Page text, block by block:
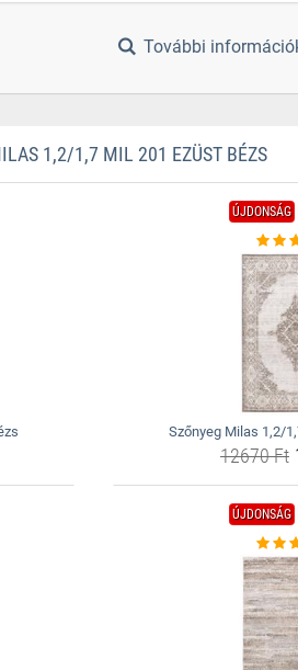
További
1,2/1,7 MIL 201 EZÜST BÉZS
ÚJDONSÁG
Szőnyeg Milas 1,2/
12670 Ft
ÚJDONSÁG